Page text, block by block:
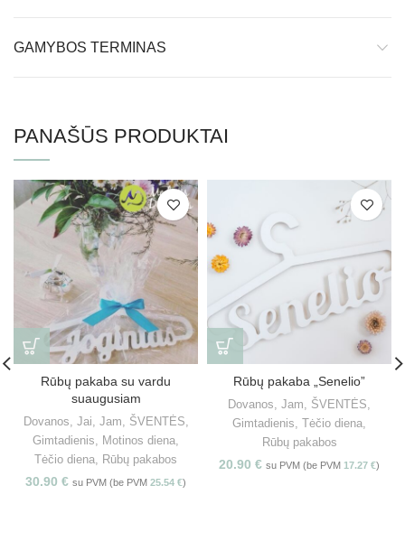
GAMYBOS TERMINAS
PANAŠŪS PRODUKTAI
Rūbų pakaba su vardu
suaugusiam
Dovanos, Jai, Jam, ŠVENTĖS,
Gimtadienis, Motinos diena,
Tėčio diena, Rūbų pakabos
30.90 € su PVM (be PVM 25.54 €)
Rūbų pakaba „Senelio”
Dovanos, Jam, ŠVENTĖS,
Gimtadienis, Tėčio diena,
Rūbų pakabos
20.90 € su PVM (be PVM 17.27 €)